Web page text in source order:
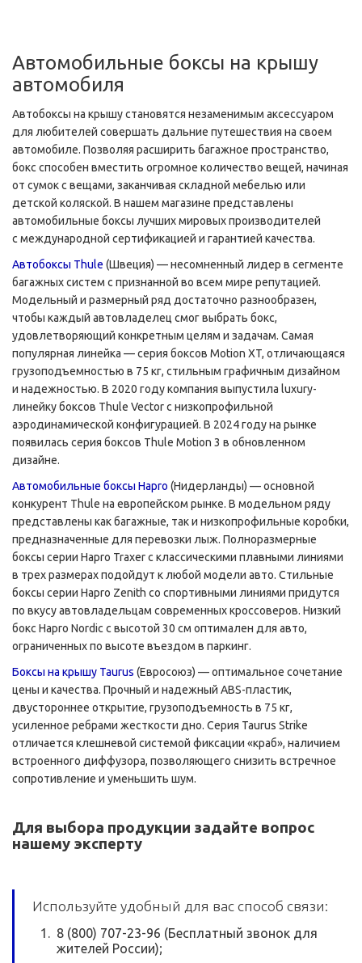
Автомобильные боксы на крышу
автомобиля
Автобоксы на крышу становятся незаменимым аксессуаром
для любителей совершать дальние путешествия на своем
автомобиле. Позволяя расширить багажное пространство,
бокс способен вместить огромное количество вещей, начиная
от сумок с вещами, заканчивая складной мебелью или
детской коляской. В нашем магазине представлены
автомобильные боксы лучших мировых производителей
с международной сертификацией и гарантией качества.
Автобоксы Thule (Швеция) — несомненный лидер в сегменте
багажных систем с признанной во всем мире репутацией.
Модельный и размерный ряд достаточно разнообразен,
чтобы каждый автовладелец смог выбрать бокс,
удовлетворяющий конкретным целям и задачам. Самая
популярная линейка — серия боксов Motion XT, отличающаяся
грузоподъемностью в 75 кг, стильным графичным дизайном
и надежностью. В 2020 году компания выпустила luxury-
линейку боксов Thule Vector с низкопрофильной
аэродинамической конфигурацией. В 2024 году на рынке
появилась серия боксов Thule Motion 3 в обновленном
дизайне.
Автомобильные боксы Hapro (Нидерланды) — основной
конкурент Thule на европейском рынке. В модельном ряду
представлены как багажные, так и низкопрофильные коробки,
предназначенные для перевозки лыж. Полноразмерные
боксы серии Hapro Traxer с классическими плавными линиями
в трех размерах подойдут к любой модели авто. Стильные
боксы серии Hapro Zenith со спортивными линиями придутся
по вкусу автовладельцам современных кроссоверов. Низкий
бокс Hapro Nordic с высотой 30 см оптимален для авто,
ограниченных по высоте въездом в паркинг.
Боксы на крышу Taurus (Евросоюз) — оптимальное сочетание
цены и качества. Прочный и надежный ABS-пластик,
двустороннее открытие, грузоподъемность в 75 кг,
усиленное ребрами жесткости дно. Серия Taurus Strike
отличается клешневой системой фиксации «краб», наличием
встроенного диффузора, позволяющего снизить встречное
сопротивление и уменьшить шум.
Для выбора продукции задайте вопрос
нашему эксперту
Используйте удобный для вас способ связи:
8 (800) 707-23-96 (Бесплатный звонок для
жителей России);